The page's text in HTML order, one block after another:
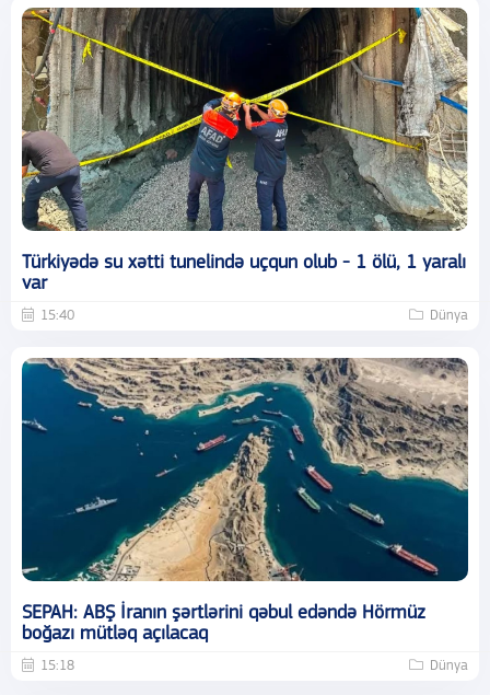
Türkiyədə su xətti tunelində uçqun olub - 1 ölü, 1 yaralı
var
15:40 Dünya
SEPAH: ABŞ İranın şərtlərini qəbul edəndə Hörmüz
boğazı mütləq açılacaq
15:18 Dünya